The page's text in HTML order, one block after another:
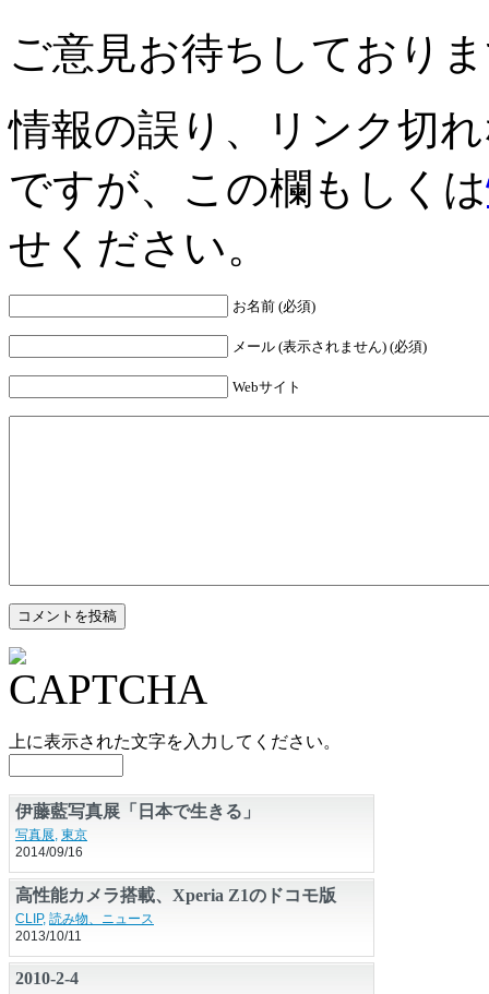
ご意見お待ちしており
情報の誤り、リンク切
ですが、この欄もしくは
せください。
お名前 (必須)
メール (表示されません) (必須)
Webサイト
上に表示された文字を入力してください。
伊藤藍写真展「日本で生きる」
写真展, 東京
2014/09/16
高性能カメラ搭載、Xperia Z1のドコモ版
「Xperia Z1 SO-01F」
CLIP, 読み物、ニュース
2013/10/11
2010-2-4